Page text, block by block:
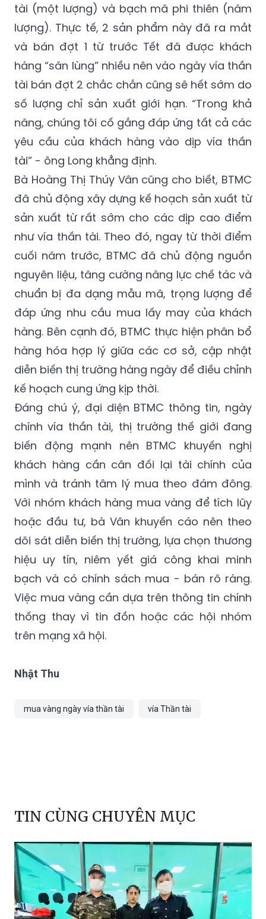
tài (một lượng) và bạch mã phi thiên (năm
lượng). Thực tế, 2 sản phẩm này đã ra mắt
và bán đợt 1 từ trước Tết đã được khách
hàng “săn lùng” nhiều nên vào ngày vía thần
tài bán đợt 2 chắc chắn cũng sẽ hết sớm do
số lượng chỉ sản xuất giới hạn. “Trong khả
năng, chúng tôi cố gắng đáp ứng tất cả các
yêu cầu của khách hàng vào dịp vía thần
tài” - ông Long khẳng định.
Bà Hoàng Thị Thúy Vân cũng cho biết, BTMC
đã chủ động xây dựng kế hoạch sản xuất từ
sản xuất từ rất sớm cho các dịp cao điểm
như vía thần tài. Theo đó, ngay từ thời điểm
cuối năm trước, BTMC đã chủ động nguồn
nguyên liệu, tăng cường năng lực chế tác và
chuẩn bị đa dạng mẫu mã, trọng lượng để
đáp ứng nhu cầu mua lấy may của khách
hàng. Bên cạnh đó, BTMC thực hiện phân bổ
hàng hóa hợp lý giữa các cơ sở, cập nhật
diễn biến thị trường hàng ngày để điều chỉnh
kế hoạch cung ứng kịp thời.
Đáng chú ý, đại diện BTMC thông tin, ngày
chính vía thần tài, thị trường thế giới đang
biến động mạnh nên BTMC khuyến nghị
khách hàng cần cân đối lại tài chính của
mình và tránh tâm lý mua theo đám đông.
Với nhóm khách hàng mua vàng để tích lũy
hoặc đầu tư, bà Vân khuyến cáo nên theo
dõi sát diễn biến thị trường, lựa chọn thương
hiệu uy tín, niêm yết giá công khai minh
bạch và có chính sách mua - bán rõ ràng.
Việc mua vàng cần dựa trên thông tin chính
thống thay vì tin đồn hoặc các hội nhóm
trên mạng xã hội.
Nhật Thu
mua vàng ngày vía thần tài vía Thần tài
TIN CÙNG CHUYÊN MỤC